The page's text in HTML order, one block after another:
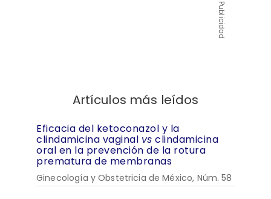
Publicidad
Artículos más leídos
Eficacia del ketoconazol y la
clindamicina vaginal vs clindamicina
oral en la prevención de la rotura
prematura de membranas
Ginecología y Obstetricia de México, Núm. 58